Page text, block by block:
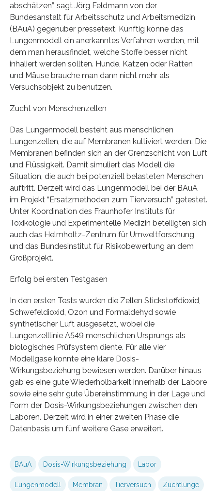
abschätzen”, sagt Jörg Feldmann von der
Bundesanstalt für Arbeitsschutz und Arbeitsmedizin
(BAuA) gegenüber pressetext. Künftig könne das
Lungenmodell ein anerkanntes Verfahren werden, mit
dem man herausfindet, welche Stoffe besser nicht
inhaliert werden sollten. Hunde, Katzen oder Ratten
und Mäuse brauche man dann nicht mehr als
Versuchsobjekt zu benutzen.
Zucht von Menschenzellen
Das Lungenmodell besteht aus menschlichen
Lungenzellen, die auf Membranen kultiviert werden. Die
Membranen befinden sich an der Grenzschicht von Luft
und Flüssigkeit. Damit simuliert das Modell die
Situation, die auch bei potenziell belasteten Menschen
auftritt. Derzeit wird das Lungenmodell bei der BAuA
im Projekt “Ersatzmethoden zum Tierversuch” getestet.
Unter Koordination des Fraunhofer Instituts für
Toxikologie und Experimentelle Medizin beteiligten sich
auch das Helmholtz-Zentrum für Umweltforschung
und das Bundesinstitut für Risikobewertung an dem
Großprojekt.
Erfolg bei ersten Testgasen
In den ersten Tests wurden die Zellen Stickstoffdioxid,
Schwefeldioxid, Ozon und Formaldehyd sowie
synthetischer Luft ausgesetzt, wobei die
Lungenzelllinie A549 menschlichen Ursprungs als
biologisches Prüfsystem diente. Für alle vier
Modellgase konnte eine klare Dosis-
Wirkungsbeziehung bewiesen werden. Darüber hinaus
gab es eine gute Wiederholbarkeit innerhalb der Labore
sowie eine sehr gute Übereinstimmung in der Lage und
Form der Dosis-Wirkungsbeziehungen zwischen den
Laboren. Derzeit wird in einer zweiten Phase die
Datenbasis um fünf weitere Gase erweitert.
BAuA Dosis-Wirkungsbeziehung Labor
Lungenmodell Membran Tierversuch Zuchtlunge